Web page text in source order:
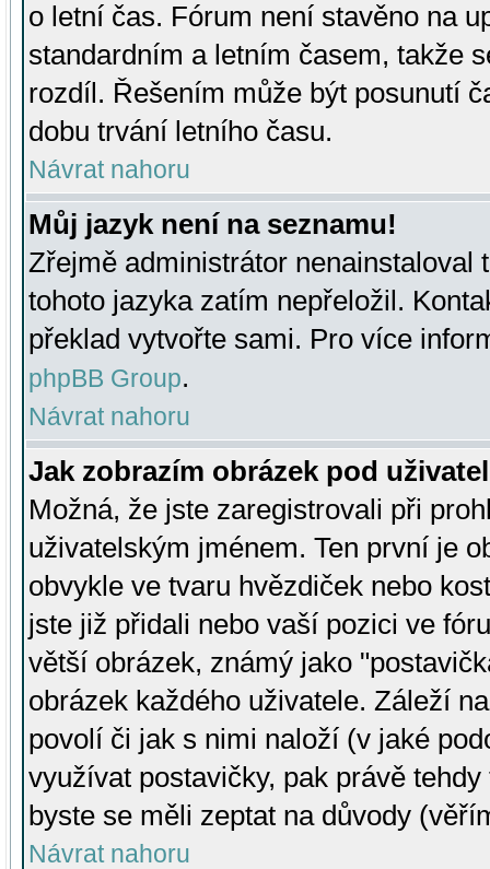
o letní čas. Fórum není stavěno na
standardním a letním časem, takže
rozdíl. Řešením může být posunutí
dobu trvání letního času.
Návrat nahoru
Můj jazyk není na seznamu!
Zřejmě administrátor nenainstaloval
tohoto jazyka zatím nepřeložil.
překlad vytvořte sami. Pro více
phpBB Group.
Návrat nahoru
Jak zobrazím obrázek pod
Možná, že jste zaregistrovali při
uživatelským jménem. Ten první je
obvykle ve tvaru hvězdiček nebo
jste již přidali nebo vaší pozici ve
větší obrázek, známý jako
obrázek každého uživatele. Záleží
povolí či jak s nimi naloží (v jaké
využívat postavičky, pak právě
byste se měli zeptat na důvody
Návrat nahoru